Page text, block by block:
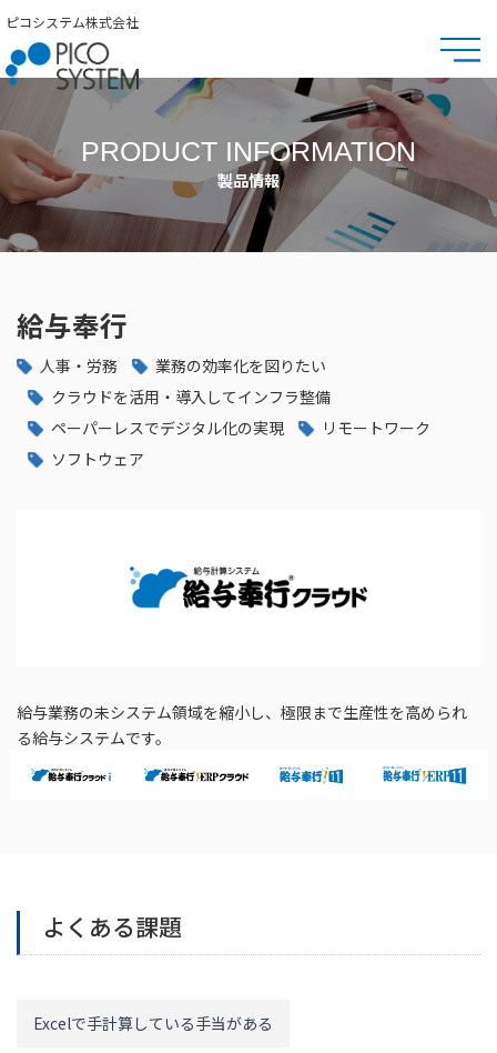
ピコシステム株式会社
PRODUCT INFORMATION
製品情報
給与奉行
人事・労務
業務の効率化を図りたい
クラウドを活用・導入してインフラ整備
ペーパーレスでデジタル化の実現
リモートワーク
ソフトウェア
給与業務の未システム領域を縮小し、極限まで生産性を高められ
る給与システムです。
よくある課題
Excelで手計算している手当がある